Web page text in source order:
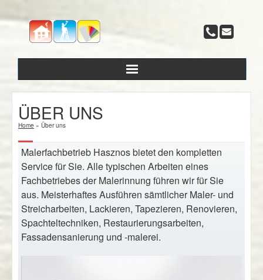
Leistungen
Fakten und Wissenswertes
Über uns
Referenzen
Kontakt
ÜBER UNS
Home » Über uns
Malerfachbetrieb Hasznos bietet den kompletten
Service für Sie. Alle typischen Arbeiten eines
Fachbetriebes der Malerinnung führen wir für Sie
aus. Meisterhaftes Ausführen sämtlicher Maler- und
Streicharbeiten, Lackieren, Tapezieren, Renovieren,
Spachteltechniken, Restaurierungsarbeiten,
Fassadensanierung und -malerei.